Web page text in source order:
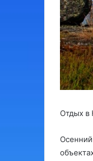
Отдых в